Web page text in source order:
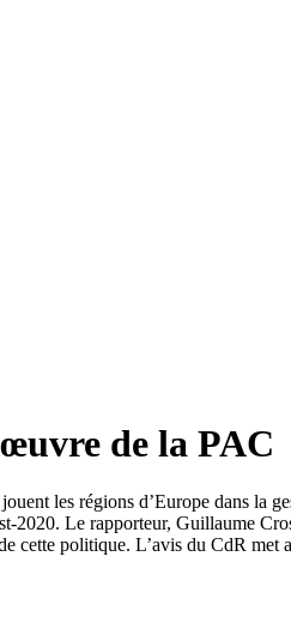
de la PAC
les régions d’Europe dans la
Le rapporteur, Guillaume
cette politique. L’avis du CdR met